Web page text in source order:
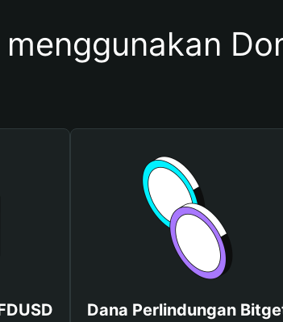
Dana Perlindungan